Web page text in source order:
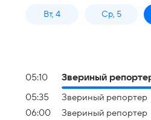
Вт, 4 Ср, 5
05:10 Звериный
05:35
Звериный репортер
06:00
Звериный репортер